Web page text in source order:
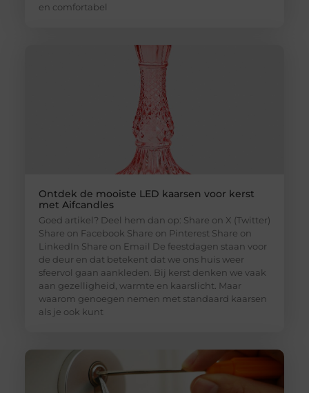
en comfortabel
Ontdek de mooiste LED kaarsen voor kerst
met Aifcandles
Goed artikel? Deel hem dan op: Share on X (Twitter)
Share on Facebook Share on Pinterest Share on
LinkedIn Share on Email De feestdagen staan voor
de deur en dat betekent dat we ons huis weer
sfeervol gaan aankleden. Bij kerst denken we vaak
aan gezelligheid, warmte en kaarslicht. Maar
waarom genoegen nemen met standaard kaarsen
als je ook kunt